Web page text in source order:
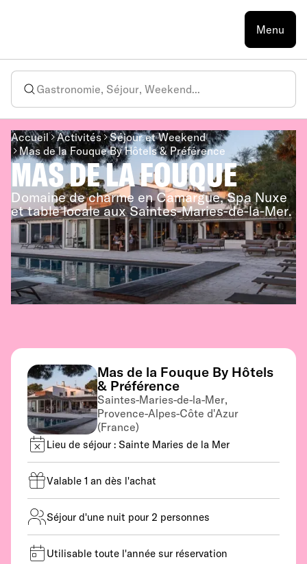
Menu
Accueil Activités Séjour et Weekend
Mas de la Fouque By Hôtels & Préférence
MAS DE LA FOUQUE
Domaine de charme en Camargue, Spa Nuxe
et table locale aux Saintes-Maries-de-la-Mer.
Mas de la Fouque By Hôtels
& Préférence
Saintes-Maries-de-la-Mer,
Provence-Alpes-Côte d'Azur
(France)
Lieu de séjour : Sainte Maries de la Mer
Valable 1 an dès l'achat
Séjour d'une nuit pour 2 personnes
Utilisable toute l'année sur réservation